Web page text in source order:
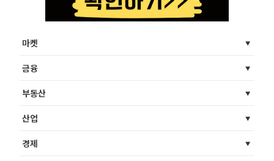
마켓
금융
부동산
산업
경제